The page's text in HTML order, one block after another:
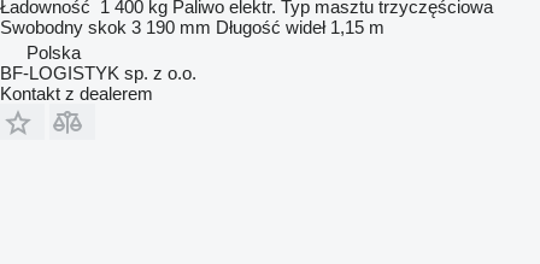
Ładowność 1 400 kg Paliwo elektr. Typ masztu trzyczęściowa
Swobodny skok 3 190 mm Długość wideł 1,15 m
Polska
BF-LOGISTYK sp. z o.o.
Kontakt z dealerem